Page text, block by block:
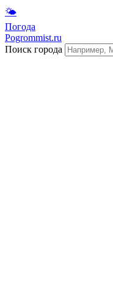
🌤
Погода
Pogrommist.ru
Поиск города